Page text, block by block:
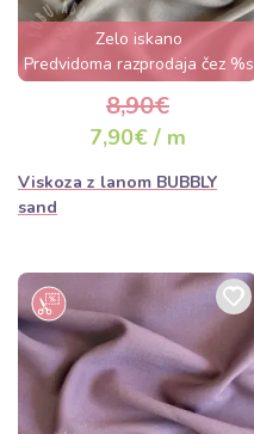
Zelo iskano
Predvidoma razprodaja čez %s
dan
8,90€
7,90€ / m
Viskoza z lanom BUBBLY
sand